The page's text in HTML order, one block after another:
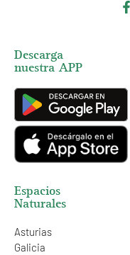
Descarga
nuestra APP
Espacios
Naturales
Asturias
Galicia